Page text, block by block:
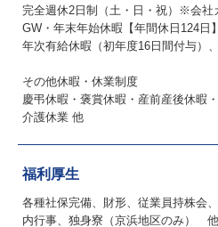
完全週休2日制（土・日・祝）※会社
GW・年末年始休暇【年間休日124日】
年次有給休暇（初年度16日間付与）
その他休暇・休業制度
慶弔休暇・褒賞休暇・産前産後休暇
介護休業 他
福利厚生
各種社保完備、財形、従業員持株会
内行事、独身寮（京浜地区のみ） 他